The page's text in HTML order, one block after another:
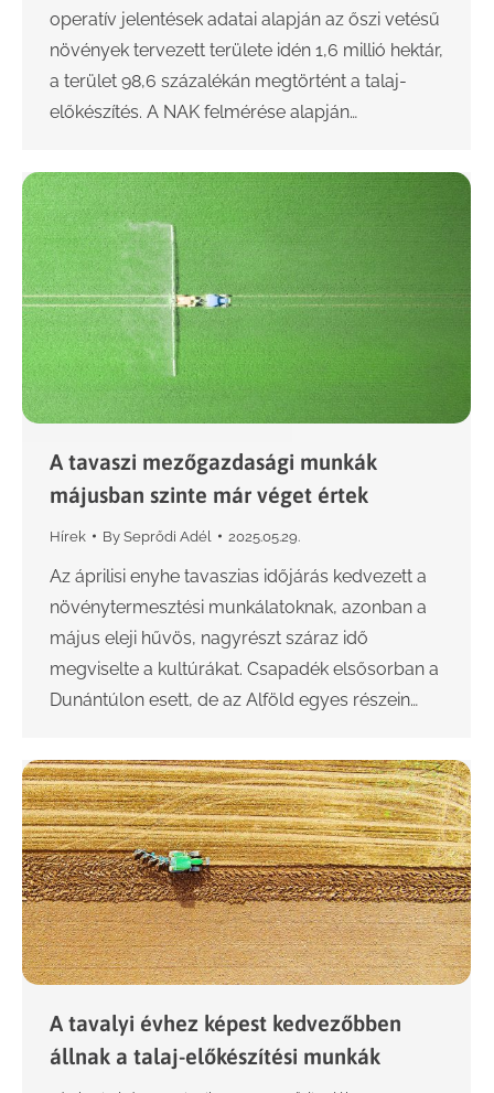
operatív jelentések adatai alapján az őszi vetésű
növények tervezett területe idén 1,6 millió hektár,
a terület 98,6 százalékán megtörtént a talaj-
előkészítés. A NAK felmérése alapján…
A tavaszi mezőgazdasági munkák
májusban szinte már véget értek
Hírek By Seprődi Adél 2025.05.29.
Az áprilisi enyhe tavaszias időjárás kedvezett a
növénytermesztési munkálatoknak, azonban a
május eleji hűvös, nagyrészt száraz idő
megviselte a kultúrákat. Csapadék elsősorban a
Dunántúlon esett, de az Alföld egyes részein…
A tavalyi évhez képest kedvezőbben
állnak a talaj-előkészítési munkák